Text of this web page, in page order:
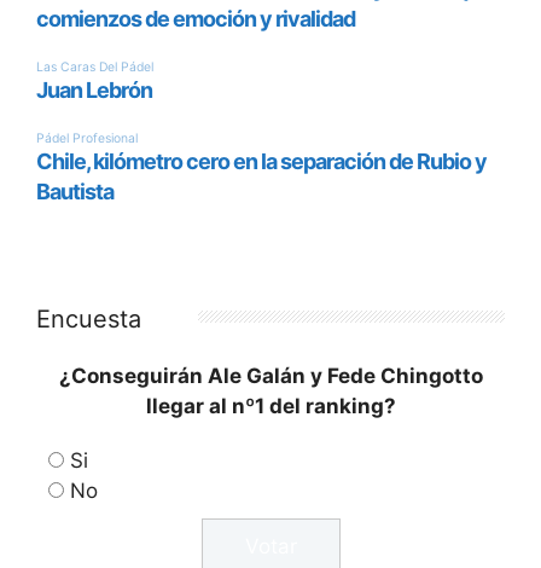
Encuesta
¿Conseguirán Ale Galán y Fede Chingotto
llegar al nº1 del ranking?
Si
No